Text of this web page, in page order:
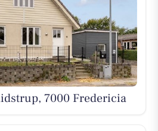
7000 Fredericia